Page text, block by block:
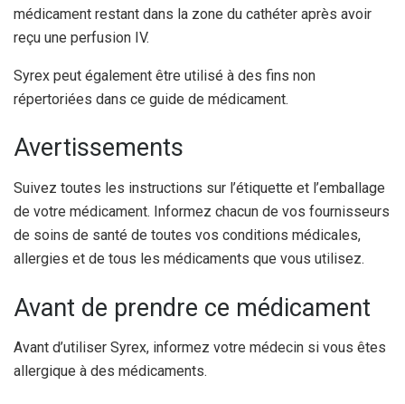
médicament restant dans la zone du cathéter après avoir
reçu une perfusion IV.
Syrex peut également être utilisé à des fins non
répertoriées dans ce guide de médicament.
Avertissements
Suivez toutes les instructions sur l’étiquette et l’emballage
de votre médicament. Informez chacun de vos fournisseurs
de soins de santé de toutes vos conditions médicales,
allergies et de tous les médicaments que vous utilisez.
Avant de prendre ce médicament
Avant d’utiliser Syrex, informez votre médecin si vous êtes
allergique à des médicaments.